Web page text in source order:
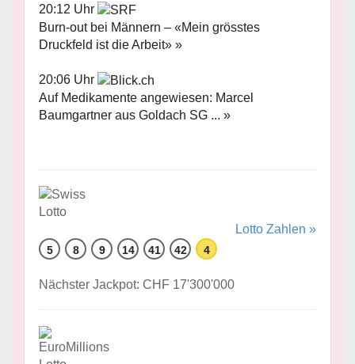
20:12 Uhr
Burn-out bei Männern – «Mein grösstes
Druckfeld ist die Arbeit» »
20:06 Uhr
Auf Medikamente angewiesen: Marcel
Baumgartner aus Goldach SG ... »
Lotto Zahlen »
5 8 9 14 41 42 4
Nächster Jackpot: CHF 17'300'000